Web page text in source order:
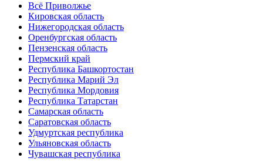
Всё Приволжье
Кировская область
Нижегородская область
Оренбургская область
Пензенская область
Пермский край
Республика Башкортостан
Республика Марий Эл
Республика Мордовия
Республика Татарстан
Самарская область
Саратовская область
Удмуртская республика
Ульяновская область
Чувашская республика